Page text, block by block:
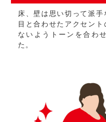
床、壁は思い切って派
目と合わせたアクセン
ないようトーンを合わ
た。